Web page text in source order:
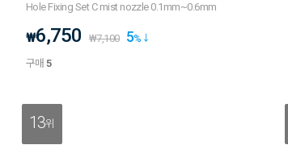
Hole Fixing Set C mist nozzle 0.1mm~0.6mm
₩6,750 ₩7,100 5%
구매5
13위